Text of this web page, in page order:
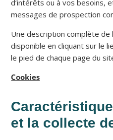
d’intérêts ou à vos besoins,
messages de prospection
Une description complète
disponible en cliquant sur le
le pied de chaque page du
Cookies
et la collecte